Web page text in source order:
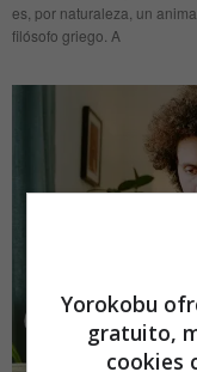
es, por naturaleza, un
filósofo griego. A
Yorokobu
gratuito,
cookies